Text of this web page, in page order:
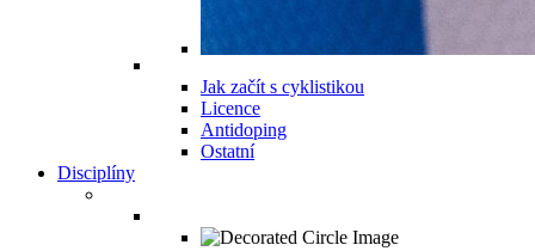
Jak začít s cyklistikou
Licence
Antidoping
Ostatní
Disciplíny